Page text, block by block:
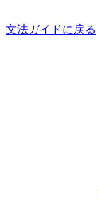
文法ガイドに戻る